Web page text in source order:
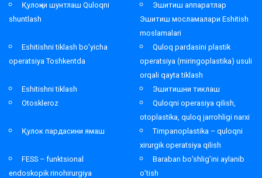
Қулоқни шунтлаш Quloqni
shuntlash
Эшитиш аппаратлар
Эшитиш мосламалари Eshitish
moslamalari
Eshitishni tiklash bo’yicha
operatsiya Toshkentda
Quloq pardasini plastik
operatsiya (miringoplastika) usuli
orqali qayta tiklash
Eshitishni tiklash
Эшитишни тиклаш
Otoskleroz
Quloqni operasiya qilish,
otoplastika, quloq jarrohligi narxi
Қулок пардасини ямаш
Timpanoplastika – quloqni
xirurgik operatsiya qilish
FESS – funktsional
endoskopik rinohirurgiya
Baraban bo’shlig’ini aylanib
o’tish